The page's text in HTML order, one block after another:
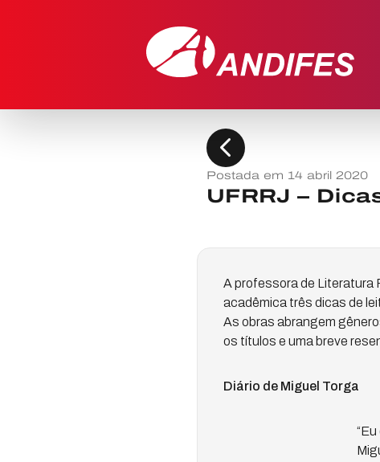
chevron_left
Postada em 14 abril 2020
UFRRJ –
A professora de Literatura
acadêmica três dicas de
As obras abrangem
os títulos e uma breve
Diário de Miguel Torga